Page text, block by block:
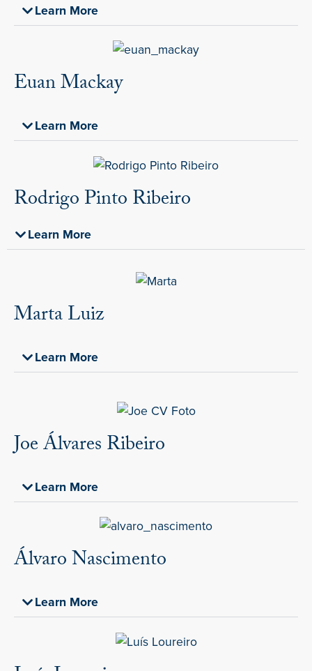
Learn More
Euan Mackay
Learn More
Rodrigo Pinto Ribeiro
Learn More
Marta Luiz
Learn More
Joe Álvares Ribeiro
Learn More
Álvaro Nascimento
Learn More